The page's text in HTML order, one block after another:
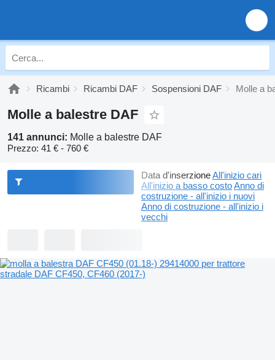
Ricambi Ricambi DAF Sospensioni DAF Molle a
Molle a balestre DAF
141 annunci: Molle a balestre DAF
Prezzo: 41 € - 760 €
Data d'inserzioneAll'inizio cari
All'inizio a basso costoAnno di
costruzione - all'inizio i nuovi
Anno di costruzione - all'inizio i
vecchi